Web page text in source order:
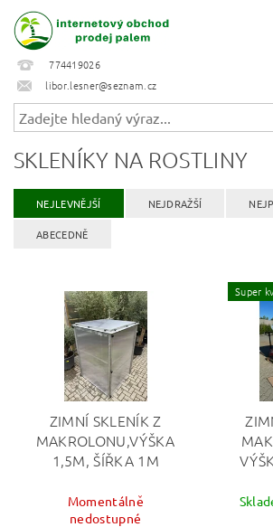
774419026
libor.lesner@seznam.cz
SKLENÍKY NA ROSTLINY
NEJLEVNĚJŠÍ NEJDRAŽŠÍ
ABECEDNĚ
ZIMNÍ SKLENÍK Z
MAKROLONU,VÝŠKA
1,5M, ŠÍŘKA 1M
Momentálně
nedostupné
Super